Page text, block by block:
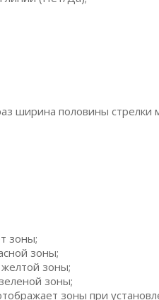
ширина половины стрелки
зоны;
зоны;
зоны;
зоны;
зоны при